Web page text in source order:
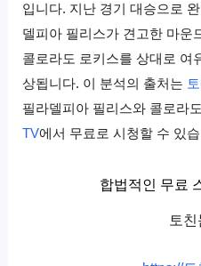
입니다. 지난 경기 대승으로
델피아 필리스가 견고한 마운
콜로라도 로키스를 상대로 여
상됩니다. 이 분석의 출처는
필라델피아 필리스와 콜로라
TV에서 무료로 시청할 수 있
합법적인 무료
토